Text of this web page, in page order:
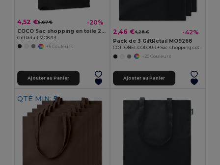
4,52 €5,67 € -20%
COCO Sac shopping en toile 270 gr/m
GiftRetail MO6713
+5 Couleurs
Ajouter au Panier
2,46 €4,28 € -42%
Pack de 3 GiftRetail MO9268
COTTONEL COLOUR + Sac shopping coton 140gr/m²
+20 Couleurs
Ajouter au Panier
QTÉ MIN: 5